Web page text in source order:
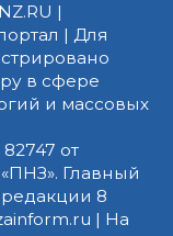
|
| Для
в сфере
и массовых
от
Главный
8
| На